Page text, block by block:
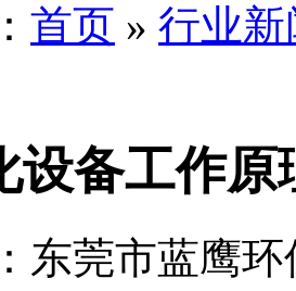
首页 » 行业新
设备工作原
东莞市蓝鹰